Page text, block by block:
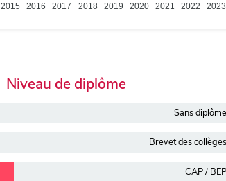
2015 2016 2017 2018 2019 2020 2021 2022 2023
Niveau de diplôme
Sans diplôme
Brevet des collèges
CAP / BEP